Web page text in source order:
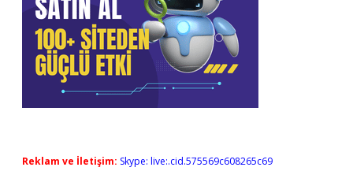
Reklam ve İletişim: Skype: live:.cid.575569c608265c69